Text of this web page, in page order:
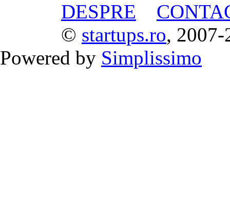
DESPRE
© startups.ro, 2007-
Powered by Simplissimo